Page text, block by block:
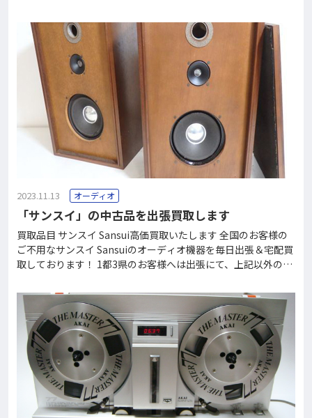
できないお品物も格安で回収しております。 フリーダイヤル01
20-37-2060で、買取価格がすぐにわかります。 アルテック ALT
ECとは ALTEC（アルテック・ランシング・テクノロジーズ）は
音響機器で一時代を築いたアメリカの音響機器メーカーです。
べテランのオーディオマニアにとって、熱い情熱を持ったあの
時代の記憶が鮮明に蘇る、忘れられない音響ブランドのひとつ
となっているはずです。 アルテックといえば、以前は劇場や映
画館などの音響機器が有名でしたが、2005年にプラントロニク
2023.11.13 オーディオ
「サンスイ」の中古品を出張買取します
買取品目 サンスイ Sansui高価買取いたします 全国のお客様の
ご不用なサンスイ Sansuiのオーディオ機器を毎日出張＆宅配買
取しております！ 1都3県のお客様へは出張にて、上記以外のお
中古オーディオ機器も当社なら格安で処分致します。 フリーダ
イヤル0120-37-2060で、買取価格がすぐにわかります。 サン
スイ Sansuiとは オーディオブーム全盛の頃、サンスイのステレ
オアンプは非常に高価で音響機器の名門として知られるメーカ
ーで、トリオ・パイオニアと共に、オーディオ御三家とも呼ば
れていました。 当時は「東京にサンスイあり」と言われていま
したが、これはサンスイやラックスは音響機器ブランドとして
確立されていたことを物語っている言葉で、この道のプロが昔
を偲